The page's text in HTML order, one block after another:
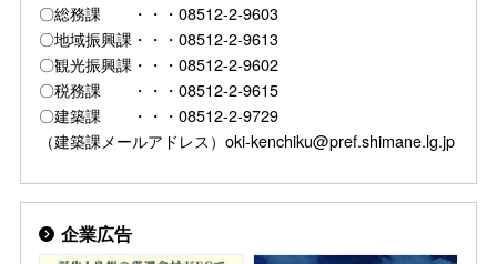
〇総務課 ・・・08512-2-9603
〇地域振興課・・・08512-2-9613
〇観光振興課・・・08512-2-9602
〇税務課 ・・・08512-2-9615
〇建築課 ・・・08512-2-9729
（建築課メールアドレス）oki-kenchiku@pref.shimane.lg.jp
企業広告